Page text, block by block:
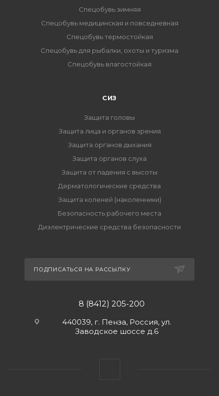
Спецобувь зимняя
Спецобувь медицинская и повседневная
Спецобувь термостойкая
Спецобувь для рыбалки, охоты и туризма
Спецобувь влагостойкая
СИЗ
Защита головы
Защита лица и органов зрения
Защита органов дыхания
Защита органов слуха
Защита от падения с высоты
Дерматологические средства
Защита коленей (наколенники)
Безопасность рабочего места
Диэлектрические средства безопасности
ПОДПИСАТЬСЯ НА РАССЫЛКУ
8 (8412) 205-200
440039, г. Пенза, Россия, ул.
Заводское шоссе д.6